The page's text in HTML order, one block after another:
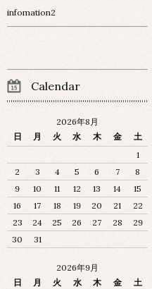
infomation2
Calendar
2026年8月
日
月 火 水 木 金
土
1
2
3 4 5 6 7
8
9
10 11 12 13 14
15
16
17 18 19 20 21
22
23
24 25 26 27 28
29
30
31
2026年9月
日
月 火 水 木 金
土